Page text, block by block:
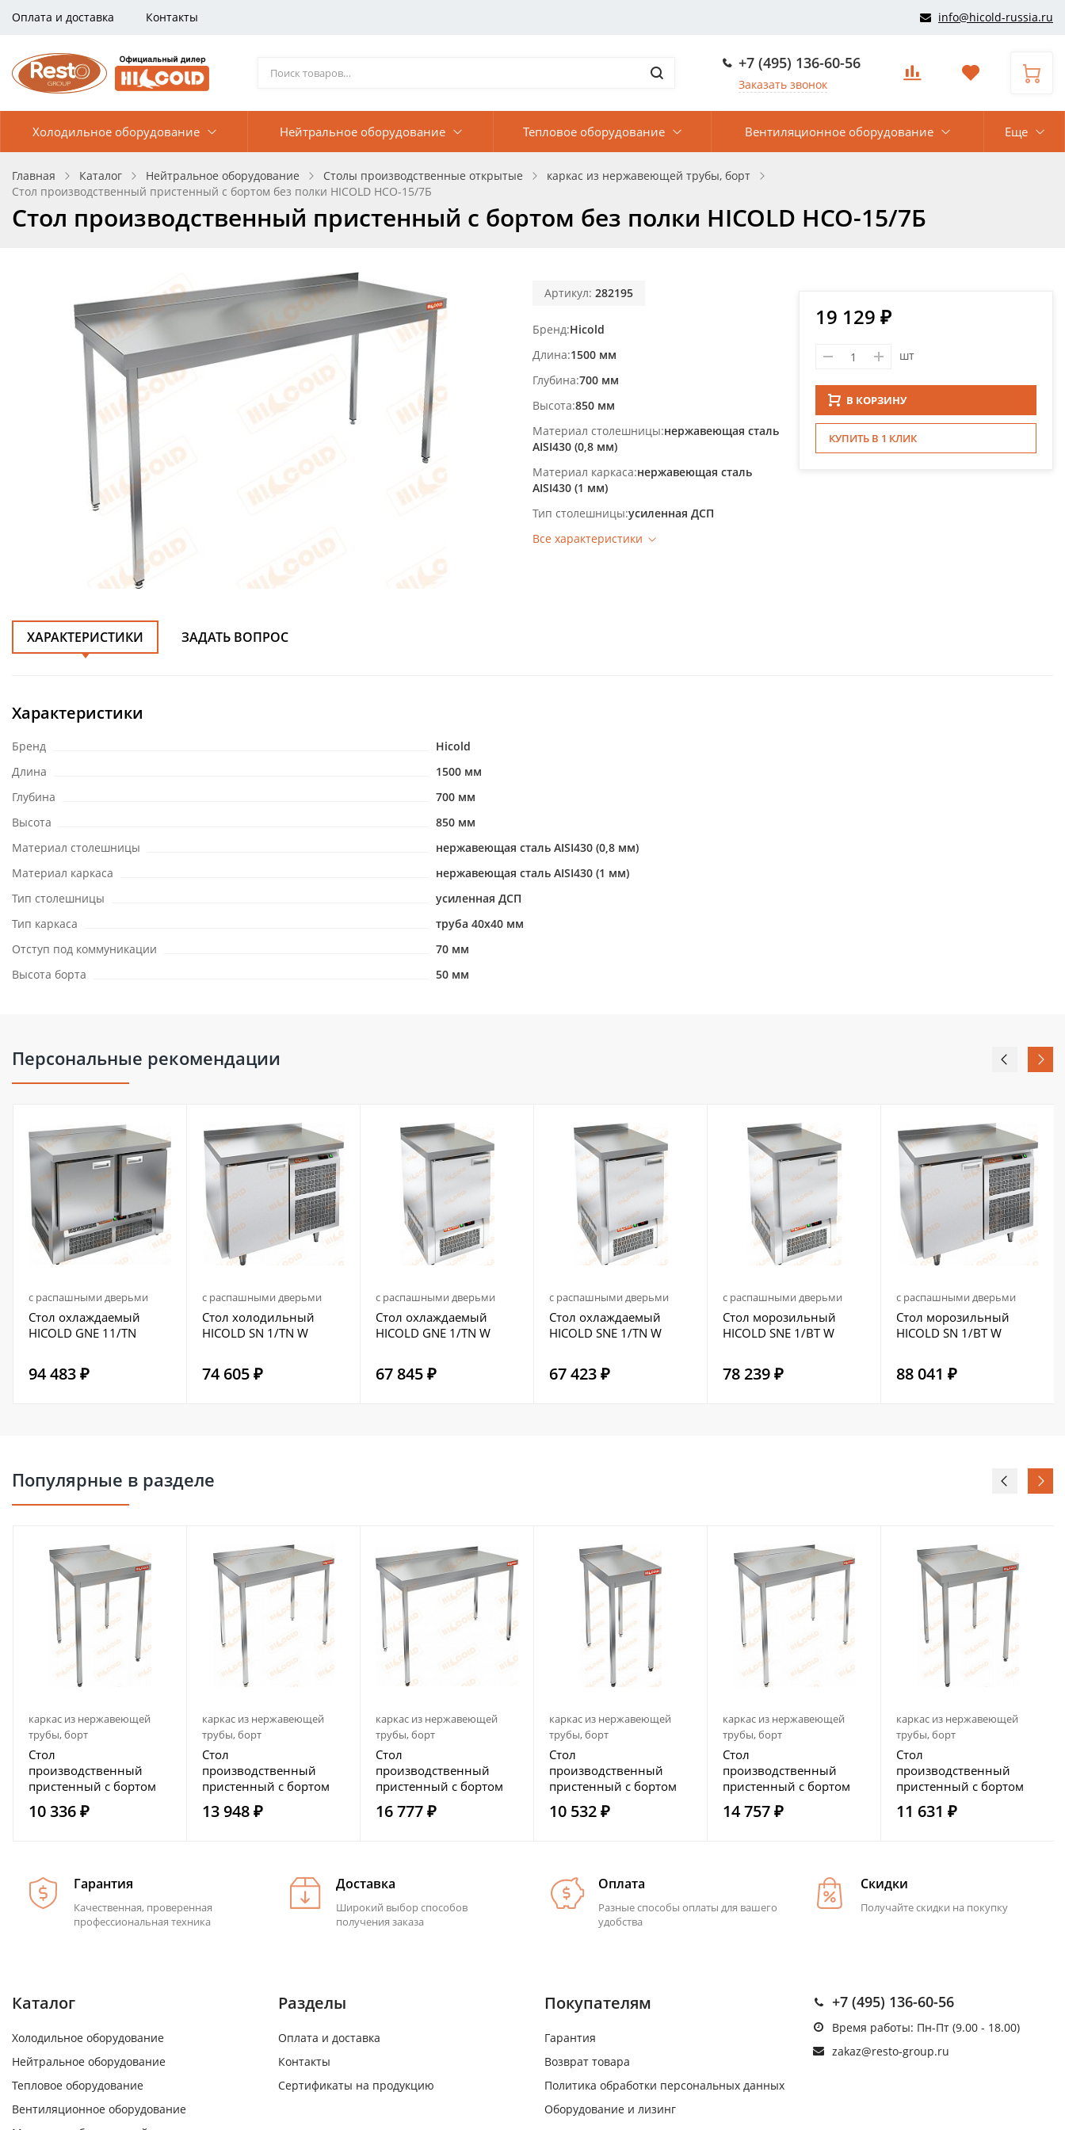
Оплата и доставка Контакты info@hicold-russia.ru
+7 (495) 136-60-56
Заказать звонок
Холодильное оборудование Нейтральное оборудование Тепловое оборудование Вентиляционное оборудование Еще
Главная Каталог Нейтральное оборудование Столы производственные открытые
каркас из нержавеющей трубы, борт
Стол производственный пристенный с бортом без полки HICOLD НСО-15/7Б
Стол производственный пристенный с бортом без полки HICOLD НСО-15/7Б
Артикул: 282195
Бренд Hicold
Длина 1500 мм
Глубина 700 мм
Высота 850 мм
Материал столешницы нержавеющая сталь
AISI430 (0,8 мм)
Материал каркаса нержавеющая сталь
AISI430 (1 мм)
Тип столешницы усиленная ДСП
Все характеристики
19 129 ₽
шт
В КОРЗИНУ
КУПИТЬ В 1 КЛИК
ХАРАКТЕРИСТИКИ ЗАДАТЬ ВОПРОС
Характеристики
Бренд
Hicold
Длина
1500 мм
Глубина
700 мм
Высота
850 мм
Материал столешницы
нержавеющая сталь AISI430 (0,8 мм)
Материал каркаса
нержавеющая сталь AISI430 (1 мм)
Тип столешницы
усиленная ДСП
Тип каркаса
труба 40х40 мм
Отступ под коммуникации
70 мм
Высота борта
50 мм
Персональные рекомендации
с распашными дверьми
Стол охлаждаемый
HICOLD GNE 11/TN
94 483 ₽
с распашными дверьми
Стол холодильный
HICOLD SN 1/TN W
74 605 ₽
с распашными дверьми
Стол охлаждаемый
HICOLD GNE 1/TN W
67 845 ₽
с распашными дверьми
Стол охлаждаемый
HICOLD SNE 1/TN W
67 423 ₽
с распашными дверьми
Стол морозильный
HICOLD SNE 1/BT W
78 239 ₽
с распашными дверьми
Стол морозильный
HICOLD SN 1/BT W
88 041 ₽
Популярные в разделе
каркас из нержавеющей
трубы, борт
Стол
производственный
пристенный с бортом
без полки HICOLD
НСО-6/6Б
10 336 ₽
каркас из нержавеющей
трубы, борт
Стол
производственный
пристенный с бортом
без полки HICOLD
НСО-10/6Б
13 948 ₽
каркас из нержавеющей
трубы, борт
Стол
производственный
пристенный с бортом
без полки HICOLD
НСО-12/7Б
16 777 ₽
каркас из нержавеющей
трубы, борт
Стол
производственный
пристенный с бортом
без полки HICOLD
НСО-5/7Б
10 532 ₽
каркас из нержавеющей
трубы, борт
Стол
производственный
пристенный с бортом
без полки HICOLD
НСО-10/7Б
14 757 ₽
каркас из нержавеющей
трубы, борт
Стол
производственный
пристенный с бортом
без полки HICOLD
НСО-7/7Б
11 631 ₽
Гарантия
Качественная, проверенная
профессиональная техника
Доставка
Широкий выбор способов
получения заказа
Оплата
Разные способы оплаты для вашего
удобства
Скидки
Получайте скидки на покупку
Каталог
Холодильное оборудование
Нейтральное оборудование
Тепловое оборудование
Вентиляционное оборудование
Разделы
Оплата и доставка
Контакты
Сертификаты на продукцию
Покупателям
Гарантия
Возврат товара
Политика обработки персональных данных
Оборудование и лизинг
+7 (495) 136-60-56
Время работы: Пн-Пт (9.00 - 18.00)
zakaz@resto-group.ru